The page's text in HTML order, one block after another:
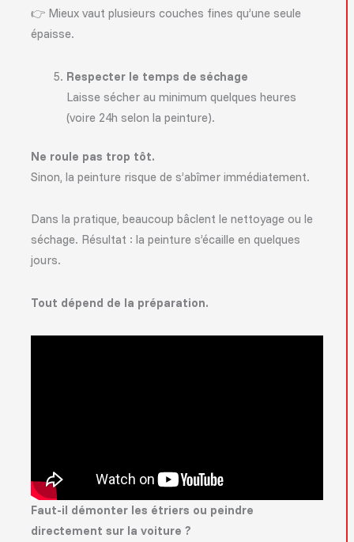
👉 Mieux vaut plusieurs couches fines qu’une seule
épaisse.
Respecter le temps de séchage
Laisse sécher au minimum quelques heures
(voire 24h selon la peinture).
Ne roule pas trop tôt.
Sinon, la peinture risque de s’abîmer immédiatement.
Dans la pratique, beaucoup bâclent le nettoyage ou le
séchage. Résultat : la peinture s’écaille en quelques
jours.
Tout dépend de la préparation.
Faut-il démonter les étriers ou peindre
directement sur la voiture ?